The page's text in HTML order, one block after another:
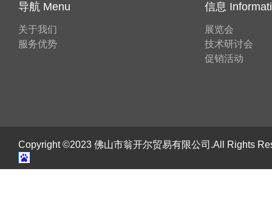
导航 Menu
关于我们
服务优势
信息
展览会
技术研讨会
促销活动
Copyright ©2023 佛山市翁开尔贸易有限公司.All Rights